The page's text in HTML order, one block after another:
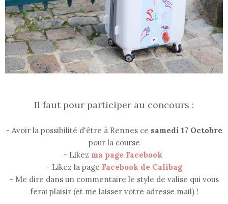
Il faut pour participer au concours :
- Avoir la possibilité d'être à Rennes ce samedi 17 Octobre
pour la course
- Likez ma page Facebook
- Likez la page Facebook de Calibag
- Me dire dans un commentaire le style de valise qui vous
ferai plaisir (et me laisser votre adresse mail) !